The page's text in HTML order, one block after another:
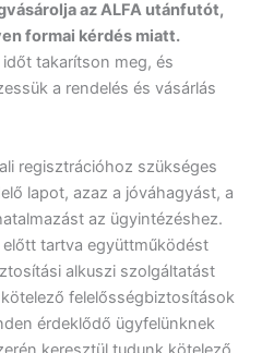
az ALFA utánfutót,
formai kérdés miatt.
takarítson meg, és
a rendelés és vásárlás
regisztrációhoz szükséges
lapot, azaz a jóváhagyást, a
az ügyintézéshez.
tartva együttműködést
alkuszi szolgáltatást
felelősségbiztosítások
érdeklődő ügyfelünknek